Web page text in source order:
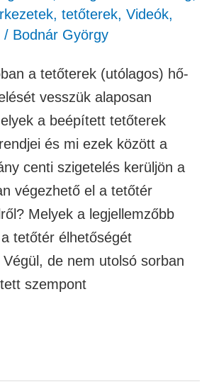
tetőterek, Videók,
/ Bodnár György
a tetőterek (utólagos) hő-
vesszük alaposan
a beépített tetőterek
és mi ezek között a
centi szigetelés kerüljön a
végezhető el a tetőtér
Melyek a legjellemzőbb
tetőtér élhetőségét
de nem utolsó sorban
szempont